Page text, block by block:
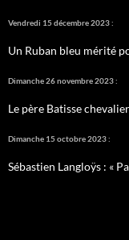
Vendredi 15 décembre 2023 :
Un Ruban bleu mérité
Dimanche 26 novembre 2023 :
Le père Batisse
Dimanche 15 octobre 2023 :
Sébastien Langloÿs : «